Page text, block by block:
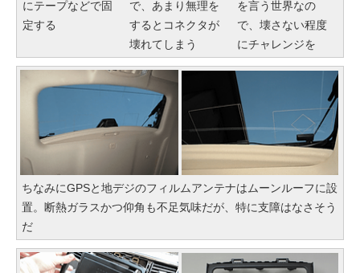
にテープなどで固
定する
で、あまり無理を
するとコネクタが
壊れてしまう
を言う世界なの
で、壊さない程度
にチャレンジを
ちなみにGPSと地デジのフィルムアンテナはムーンルーフに設
置。断熱ガラスかつ仰角も不足気味だが、特に支障はなさそう
だ